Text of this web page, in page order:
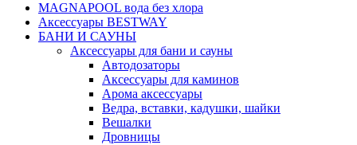
MAGNAPOOL вода без хлора
Аксессуары BESTWAY
БАНИ И САУНЫ
Аксессуары для бани и сауны
Автодозаторы
Аксессуары для каминов
Арома аксессуары
Ведра, вставки, кадушки, шайки
Вешалки
Дровницы